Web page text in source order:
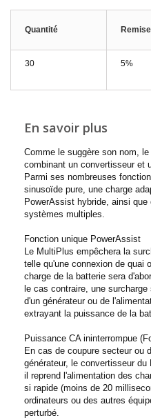
Quantité Remise
30 5%
En savoir plus
Comme le suggère son nom,
combinant un convertisseur et
Parmi ses nombreuses
sinusoïde pure, une charge
PowerAssist hybride, ainsi
systèmes multiples.
Fonction unique PowerAssist
Le MultiPlus empêchera la
telle qu'une connexion de quai
charge de la batterie sera
le cas contraire, une
d'un générateur ou de
extrayant la puissance de la
Puissance CA ininterrompue
En cas de coupure secteur ou
générateur, le convertisseur
il reprend l'alimentation des
si rapide (moins de 20
ordinateurs ou des autres
perturbé.